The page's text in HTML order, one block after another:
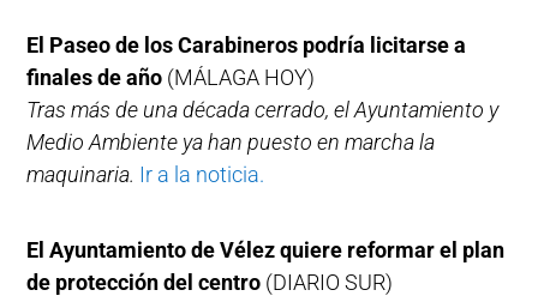
El Paseo de los Carabineros podría licitarse a
finales de año (MÁLAGA HOY)
Tras más de una década cerrado, el Ayuntamiento y
Medio Ambiente ya han puesto en marcha la
maquinaria. Ir a la noticia.
El Ayuntamiento de Vélez quiere reformar el plan
de protección del centro (DIARIO SUR)